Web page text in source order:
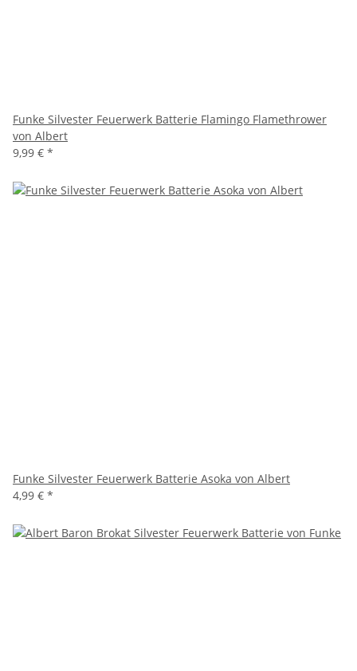
Funke Silvester Feuerwerk Batterie Flamingo Flamethrower
von Albert
9,99 € *
Funke Silvester Feuerwerk Batterie Asoka von Albert
4,99 € *